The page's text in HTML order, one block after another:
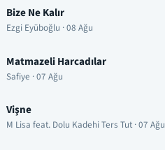
Bize Ne Kalır
Ezgi Eyüboğlu · 08 Ağu
Matmazeli Harcadılar
Safiye · 07 Ağu
Vişne
M Lisa feat. Dolu Kadehi Ters Tut · 07 Ağu